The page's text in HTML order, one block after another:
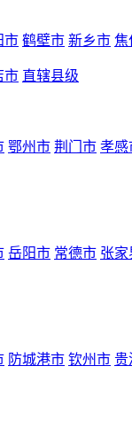
市 鹤壁市 新乡市 焦
市 直辖县级
鄂州市 荆门市 孝感
岳阳市 常德市 张家
防城港市 钦州市 贵